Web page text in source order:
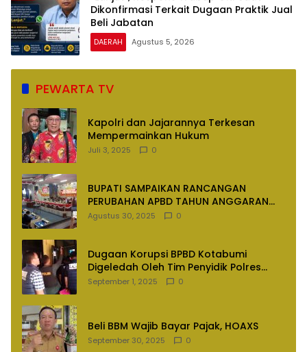
Dikonfirmasi Terkait Dugaan Praktik Jual
Beli Jabatan
DAERAH Agustus 5, 2026
PEWARTA TV
Kapolri dan Jajarannya Terkesan
Mempermainkan Hukum
Juli 3, 2025 0
BUPATI SAMPAIKAN RANCANGAN
PERUBAHAN APBD TAHUN ANGGARAN
2025
Agustus 30, 2025 0
Dugaan Korupsi BPBD Kotabumi
Digeledah Oleh Tim Penyidik Polres
Lampung Utara
September 1, 2025 0
Beli BBM Wajib Bayar Pajak, HOAXS
September 30, 2025 0